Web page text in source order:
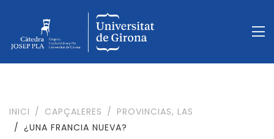
INICI CAPÇALERES
PROVINCIAS, LAS
¿UNA FRANCIA NUEVA?